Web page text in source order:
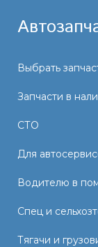
Выбрать
Запчасти в
СТО
Для
Водителю в
Спец и
Тягачи и